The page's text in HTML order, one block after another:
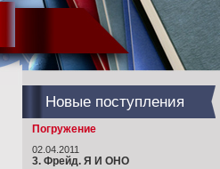
Новые поступления
Погружение
02.04.2011
3. Фрейд. Я И ОНО